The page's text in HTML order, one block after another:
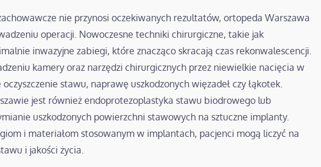
nie przynosi oczekiwanych rezultatów, ortopeda Warszawa
operacji. Nowoczesne techniki chirurgiczne, takie jak
inwazyjne zabiegi, które znacząco skracają czas rekonwalescencji.
kamery oraz narzędzi chirurgicznych przez niewielkie nacięcia w
stawu, naprawę uszkodzonych więzadeł czy łąkotek.
jest również endoprotezoplastyka stawu biodrowego lub
uszkodzonych powierzchni stawowych na sztuczne implanty.
i materiałom stosowanym w implantach, pacjenci mogą liczyć na
i jakości życia.